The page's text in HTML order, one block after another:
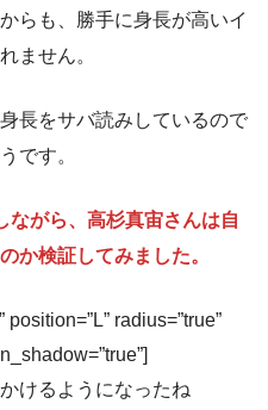
らも、勝手に身長が高いイ
ません。
長をサバ読みしているので
です。
ながら、高杉真宙さんは自
か検証してみました。
radius=”true”
けるようになったね